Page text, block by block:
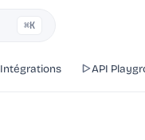
⌘K
Intégrations API